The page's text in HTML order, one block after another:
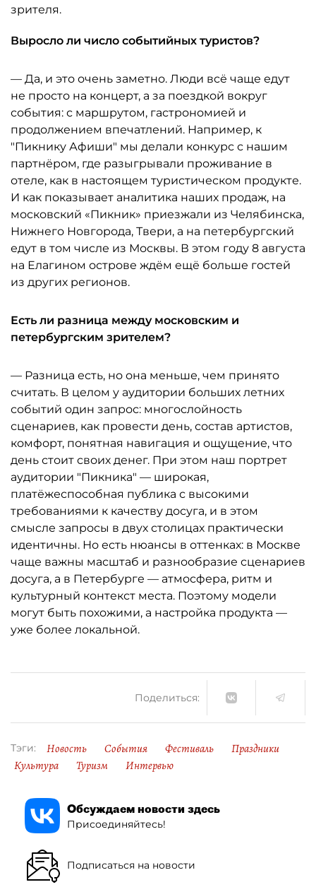
зрителя.
Выросло ли число событийных туристов?
— Да, и это очень заметно. Люди всё чаще едут
не просто на концерт, а за поездкой вокруг
события: с маршрутом, гастрономией и
продолжением впечатлений. Например, к
"Пикнику Афиши" мы делали конкурс с нашим
партнёром, где разыгрывали проживание в
отеле, как в настоящем туристическом продукте.
И как показывает аналитика наших продаж, на
московский «Пикник» приезжали из Челябинска,
Нижнего Новгорода, Твери, а на петербургский
едут в том числе из Москвы. В этом году 8 августа
на Елагином острове ждём ещё больше гостей
из других регионов.
Есть ли разница между московским и
петербургским зрителем?
— Разница есть, но она меньше, чем принято
считать. В целом у аудитории больших летних
событий один запрос: многослойность
сценариев, как провести день, состав артистов,
комфорт, понятная навигация и ощущение, что
день стоит своих денег. При этом наш портрет
аудитории "Пикника" — широкая,
платёжеспособная публика с высокими
требованиями к качеству досуга, и в этом
смысле запросы в двух столицах практически
идентичны. Но есть нюансы в оттенках: в Москве
чаще важны масштаб и разнообразие сценариев
досуга, а в Петербурге — атмосфера, ритм и
культурный контекст места. Поэтому модели
могут быть похожими, а настройка продукта —
уже более локальной.
Поделиться:
Тэги: Новость События Фестиваль
Праздники
Культура
Туризм Интервью
Обсуждаем новости здесь
Присоединяйтесь!
Подписаться на новости